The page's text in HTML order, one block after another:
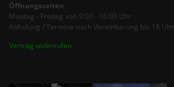
Öffnungszeiten
Montag - Freitag von 9:00 - 16:00 Uhr
Abholung / Termine nach Vereinbarung bis 18 Uhr
Vertrag widerrufen